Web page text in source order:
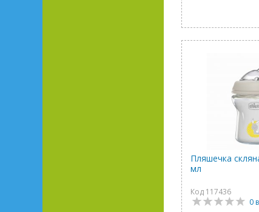
Пляшечка
мл
Код 117436
0